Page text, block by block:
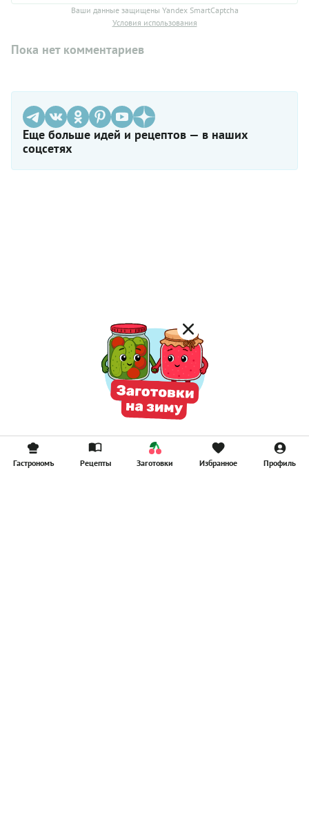
Ваши данные защищены Yandex SmartCaptcha
Условия использования
Пока нет комментариев
Еще больше идей и рецептов — в наших
соцсетях
Гастрономъ Рецепты Заготовки Избранное Профиль